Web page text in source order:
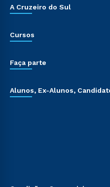
A Cruzeiro do Sul
Cursos
Faça parte
Alunos, Ex-Alunos,